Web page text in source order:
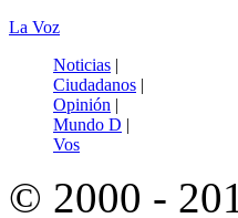
La Voz
Noticias |
Ciudadanos |
Opinión |
Mundo D |
Vos
© 2000 -